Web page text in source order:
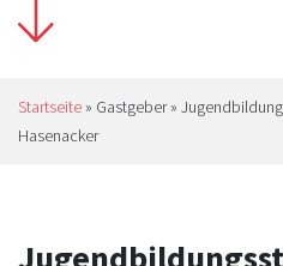
Startseite » Gastgeber»
Hasenacker